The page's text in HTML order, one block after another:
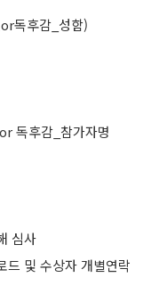
독후감_성함)
독후감_참가자명
심사
드 및 수상자 개별연락